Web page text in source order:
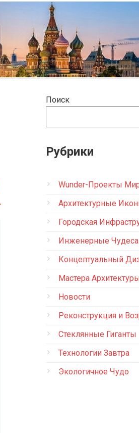
Поиск
Рубрики
Wunder-Проекты
Архитектурные
Городская
Инженерные Чудеса
Концептуальный
Мастера Архитектуры
Новости
Реконструкция и
Стеклянные Гиганты
Технологии Завтра
Экологичное Чудо